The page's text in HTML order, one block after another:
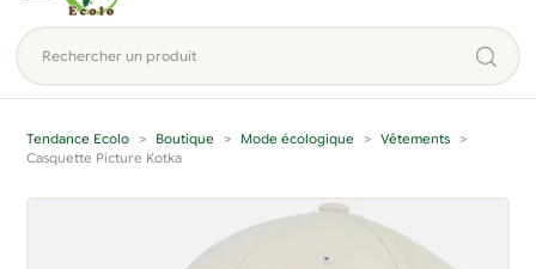
navigation
contenu
Rechercher
un
produit...
o
n
Tendance Ecolo Boutique Mode écologique
Vêtements
Casquette Picture Kotka